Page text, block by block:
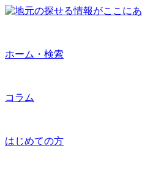
ホーム・検索
コラム
はじめての方